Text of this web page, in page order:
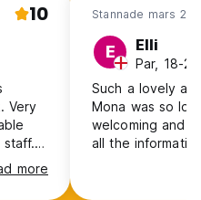
10
Very
staff.
here
more
Stannade mars
E Elli
Par, 18-
Such a lovely
Mona was so
welcoming and
all the